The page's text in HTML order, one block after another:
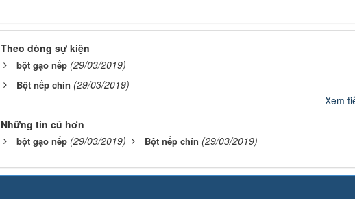
Theo dòng sự kiện
bột gạo nếp (29/03/2019)
Bột nếp chín (29/03/2019)
Xem
Những tin cũ hơn
bột gạo nếp (29/03/2019) Bột nếp chín (29/03/2019)